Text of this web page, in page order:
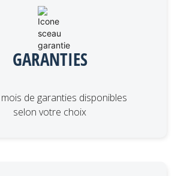
GARANTIES
de garanties disponibles
selon votre choix